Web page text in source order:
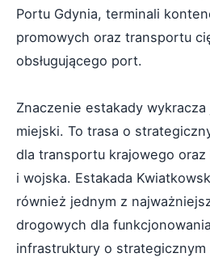
Portu Gdynia, terminali
promowych oraz transportu
obsługującego port.
Znaczenie estakady wykracza
miejski. To trasa o
dla transportu krajowego oraz
i wojska. Estakada
również jednym z
drogowych dla
infrastruktury o strategicznym